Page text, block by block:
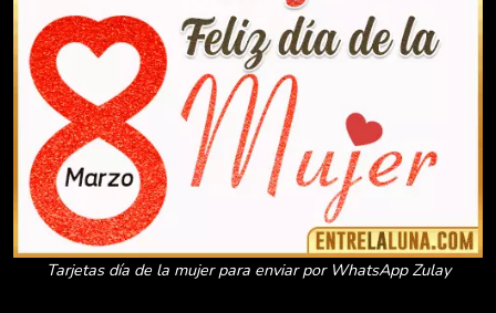
Tarjetas día de la mujer para enviar por WhatsApp Zulay